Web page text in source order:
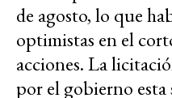
de agosto, lo que
optimistas en el
acciones. La
por el gobierno